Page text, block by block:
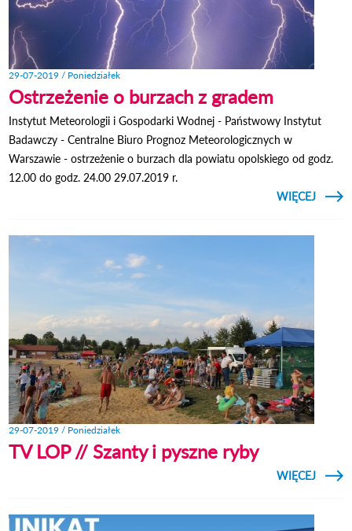
29-07-2019 / Poniedziałek
Ostrzeżenie o burzach z gradem
Instytut Meteorologii i Gospodarki Wodnej - Państwowy Instytut
Badawczy - Centralne Biuro Prognoz Meteorologicznych w
Warszawie - ostrzeżenie o burzach dla powiatu opolskiego od godz.
12.00 do godz. 24.00 29.07.2019 r.
CZYTAJ
WIĘCEJ
29-07-2019 / Poniedziałek
TV LOP // Szanty i pyszne ryby
CZYTAJ
WIĘCEJ
O